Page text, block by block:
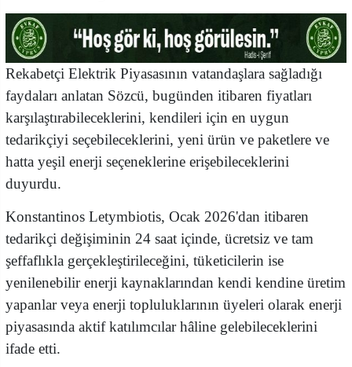
Rekabetçi Elektrik Piyasasının vatandaşlara sağladığı
faydaları anlatan Sözcü, bugünden itibaren fiyatları
karşılaştırabileceklerini, kendileri için en uygun
tedarikçiyi seçebileceklerini, yeni ürün ve paketlere ve
hatta yeşil enerji seçeneklerine erişebileceklerini
duyurdu.
Konstantinos Letymbiotis, Ocak 2026'dan itibaren
tedarikçi değişiminin 24 saat içinde, ücretsiz ve tam
şeffaflıkla gerçekleştirileceğini, tüketicilerin ise
yenilenebilir enerji kaynaklarından kendi kendine üretim
yapanlar veya enerji topluluklarının üyeleri olarak enerji
piyasasında aktif katılımcılar hâline gelebileceklerini
ifade etti.